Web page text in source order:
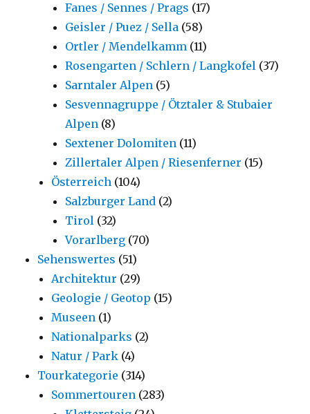
Fanes / Sennes / Prags (17)
Geisler / Puez / Sella (58)
Ortler / Mendelkamm (11)
Rosengarten / Schlern / Langkofel (37)
Sarntaler Alpen (5)
Sesvennagruppe / Ötztaler & Stubaier
Alpen (8)
Sextener Dolomiten (11)
Zillertaler Alpen / Riesenferner (15)
Österreich (104)
Salzburger Land (2)
Tirol (32)
Vorarlberg (70)
Sehenswertes (51)
Architektur (29)
Geologie / Geotop (15)
Museen (1)
Nationalparks (2)
Natur / Park (4)
Tourkategorie (314)
Sommertouren (283)